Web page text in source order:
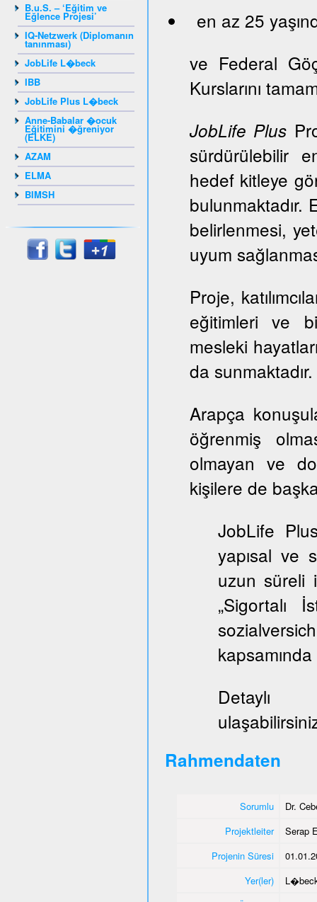
B.u.S. – ‘Eğitim ve
Eğlence Projesi’
IQ-Netzwerk (Diplomanın
tanınması)
JobLife L�beck
IBB
JobLife Plus L�beck
Anne-Babalar �ocuk
Eğitimini �ğreniyor
(ELKE)
AZAM
ELMA
BIMSH
en az 25
ve Federal
Kurslarını
JobLife Plus
sürdürülebilir
hedef kitleye
bulunmaktadır.
belirlenmesi,
uyum
Proje,
eğitimleri ve
mesleki
da sunmaktadır.
Arapça
öğrenmiş
olmayan ve
kişilere de
JobLife
yapısal ve
uzun süreli
„Sigortalı
Rahmendaten
Sorumlu
Dr.
Projektleiter
Serap
Projenin Süresi
Yer(ler)